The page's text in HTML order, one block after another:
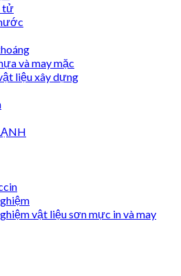
tử
và may mặc
liệu xây dựng
vật liệu sơn mực in và may